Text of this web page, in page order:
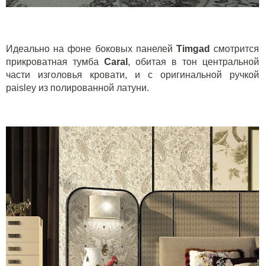
Идеально на фоне боковых панелей Timgad смотрится
прикроватная тумба Caral , обитая в тон центральной
части изголовья кровати, и с оригинальной ручкой
paisley из полированной латуни.